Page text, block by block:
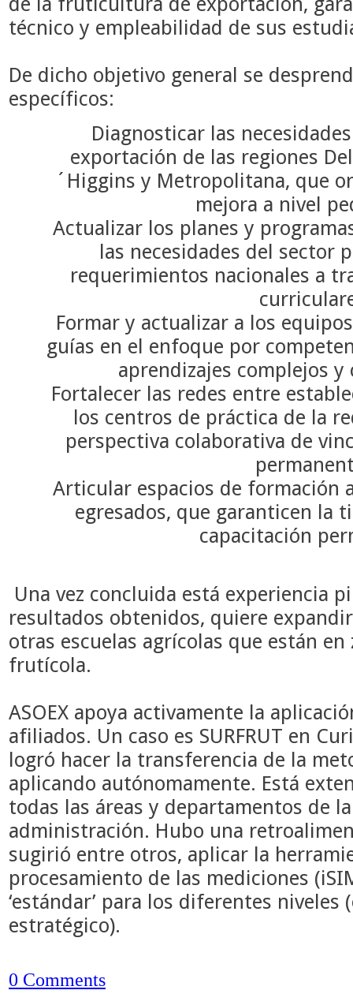
técnico y empleabilidad de sus
De dicho objetivo general se
específicos:
Diagnosticar las
exportación de las regiones
´Higgins y Metropolitana, que
mejora a nivel
Actualizar los planes y
las necesidades del sector
requerimientos nacionales a
Formar y actualizar a los
guías en el enfoque por
aprendizajes complejos
Fortalecer las redes entre
los centros de práctica de la
perspectiva colaborativa de
Articular espacios de formación
egresados, que garanticen la
capacitación
Una vez concluida está experiencia
resultados obtenidos, quiere
otras escuelas agrícolas que están
frutícola.
ASOEX apoya activamente la
afiliados. Un caso es SURFRUT en
logró hacer la transferencia de la
aplicando autónomamente. Está
todas las áreas y departamentos de
administración. Hubo una
sugirió entre otros, aplicar la
procesamiento de las mediciones
‘estándar’ para los diferentes
estratégico).
0 Comments